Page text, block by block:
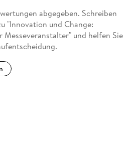
abgegeben. Schreiben
"Innovation und Change:
und helfen Sie